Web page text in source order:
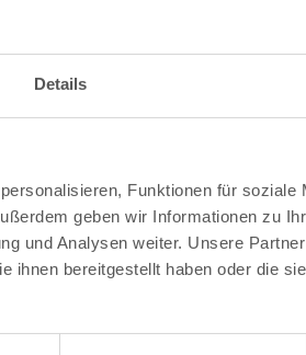
Details
Funktionen für soziale
geben wir Informationen zu
und Analysen weiter. Unsere
ihnen bereitgestellt haben oder die
Ideenfabrik
Die Ideenfabrik in
Weg zur
stehen Gründerinnen